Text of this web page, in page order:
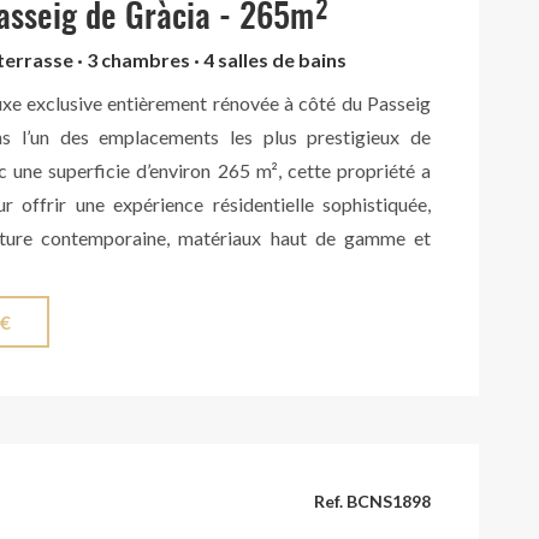
de Gràcia - 265m²
terrasse · 3 chambres · 4 salles de bains
exclusive entièrement rénovée à côté du Passeig
l’un des emplacements les plus prestigieux de
une superficie d’environ 265 m², cette propriété a
offrir une expérience résidentielle sophistiquée,
contemporaine, matériaux haut de gamme et
vaste salon avec cheminée, élégant et baigné de
à une magnifique galerie ouverte sur une cour
Ref. BCNS1898